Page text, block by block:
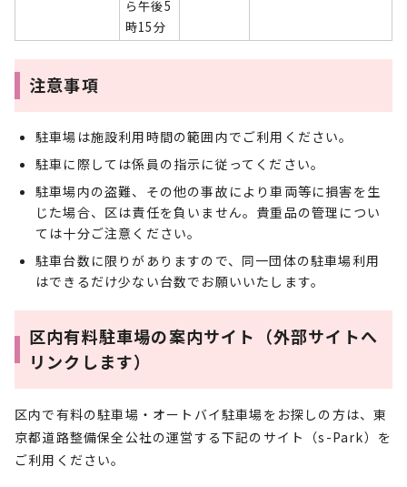
ら午後5
時15分
注意事項
駐車場は施設利用時間の範囲内でご利用ください。
駐車に際しては係員の指示に従ってください。
駐車場内の盗難、その他の事故により車両等に損害を生
じた場合、区は責任を負いません。貴重品の管理につい
ては十分ご注意ください。
駐車台数に限りがありますので、同一団体の駐車場利用
はできるだけ少ない台数でお願いいたします。
区内有料駐車場の案内サイト（外部サイトへ
リンクします）
区内で有料の駐車場・オートバイ駐車場をお探しの方は、東
京都道路整備保全公社の運営する下記のサイト（s-Park）を
ご利用ください。